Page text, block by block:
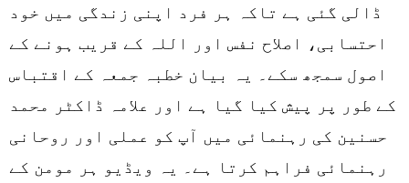
ڈالی گئی ہے تاکہ ہر فرد اپنی زندگی میں خود
احتسابی، اصلاح نفس اور اللہ کے قریب ہونے کے
اصول سمجھ سکے۔ یہ بیان خطبہ جمعہ کے اقتباس
کے طور پر پیش کیا گیا ہے اور علامہ ڈاکٹر محمد
حسنین کی رہنمائی میں آپ کو عملی اور روحانی
رہنمائی فراہم کرتا ہے۔ یہ ویڈیو ہر مومن کے